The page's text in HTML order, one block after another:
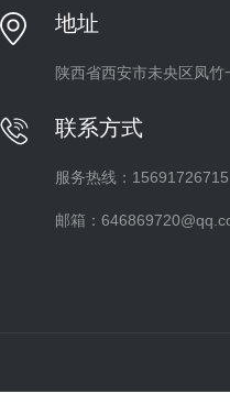
地址
陕西省西安市未央区凤
联系方式
服务热线：15691726715
邮箱：